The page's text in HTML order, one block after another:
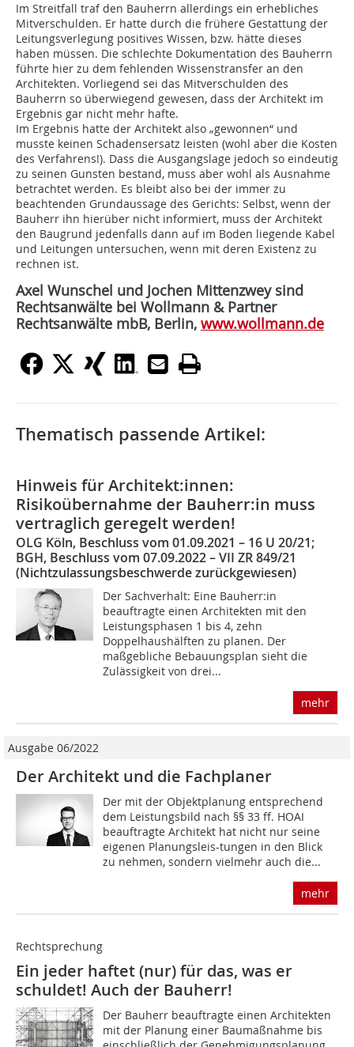
Im Streitfall traf den Bauherrn allerdings ein erhebliches
Mitverschulden. Er hatte durch die frühere Gestattung der
Leitungsverlegung positives Wissen, bzw. hätte dieses
haben müssen. Die schlechte Dokumentation des Bauherrn
führte hier zu dem fehlenden Wissenstransfer an den
Architekten. Vorliegend sei das Mitverschulden des
Bauherrn so überwiegend gewesen, dass der Architekt im
Ergebnis gar nicht mehr hafte.
Im Ergebnis hatte der Architekt also „gewonnen“ und
musste keinen Schadensersatz leisten (wohl aber die Kosten
des Verfahrens!). Dass die Ausgangslage jedoch so eindeutig
zu seinen Gunsten bestand, muss aber wohl als Ausnahme
betrachtet werden. Es bleibt also bei der immer zu
beachtenden Grundaussage des Gerichts: Selbst, wenn der
Bauherr ihn hierüber nicht informiert, muss der Architekt
den Baugrund jedenfalls dann auf im Boden liegende Kabel
und Leitungen untersuchen, wenn mit deren Existenz zu
rechnen ist.
Axel Wunschel und Jochen Mittenzwey sind
Rechtsanwälte bei Wollmann & Partner
Rechtsanwälte mbB, Berlin, www.wollmann.de
Thematisch passende Artikel:
Hinweis für Architekt:innen:
Risikoübernahme der Bauherr:in muss
vertraglich geregelt werden!
OLG Köln, Beschluss vom 01.09.2021 – 16 U 20/21;
BGH, Beschluss vom 07.09.2022 – VII ZR 849/21
(Nichtzulassungsbeschwerde zurückgewiesen)
Der Sachverhalt: Eine Bauherr:in
beauftragte einen Architekten mit den
Leistungsphasen 1 bis 4, zehn
Doppelhaushälften zu planen. Der
maßgebliche Bebauungsplan sieht die
Zulässigkeit von drei...
mehr
Ausgabe 06/2022
Der Architekt und die Fachplaner
Der mit der Objektplanung entsprechend
dem Leistungsbild nach §§ 33 ff. HOAI
beauftragte Architekt hat nicht nur seine
eigenen Planungsleis-tungen in den Blick
zu nehmen, sondern vielmehr auch die...
mehr
Rechtsprechung
Ein jeder haftet (nur) für das, was er
schuldet! Auch der Bauherr!
Der Bauherr beauftragte einen Architekten
mit der Planung einer Baumaßnahme bis